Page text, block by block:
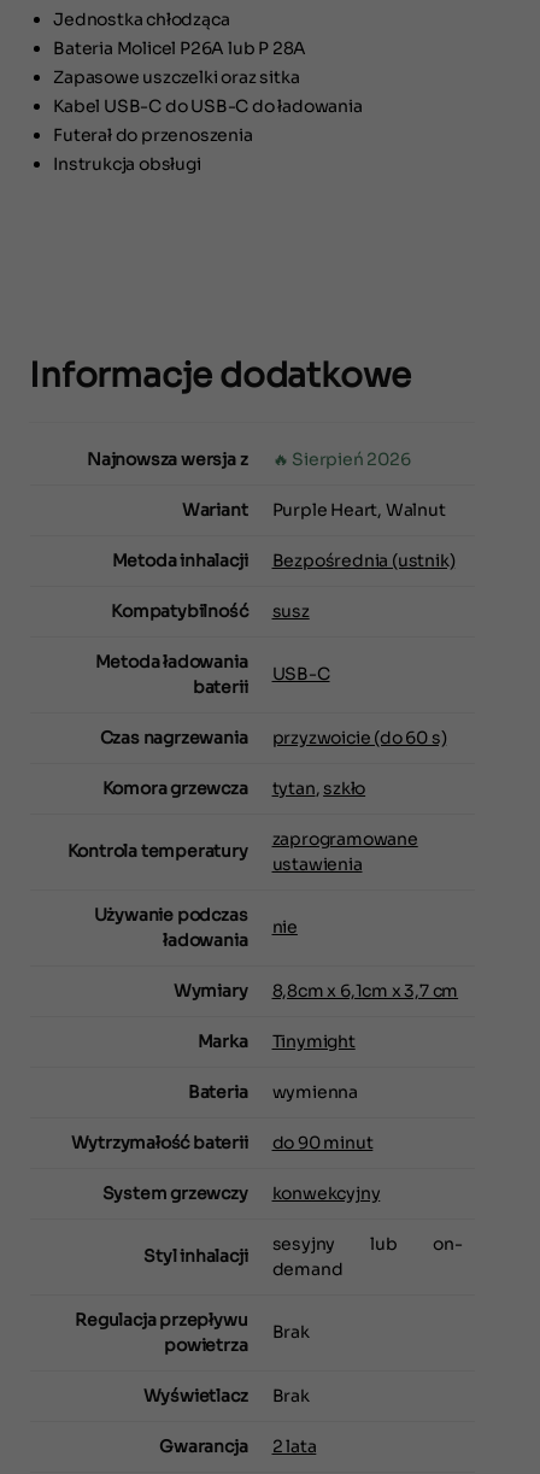
Jednostka chłodząca
Bateria Molicel P26A lub P 28A
Zapasowe uszczelki oraz sitka
Kabel USB-C do USB-C do ładowania
Futerał do przenoszenia
Instrukcja obsługi
Informacje dodatkowe
Najnowsza wersja z Sierpień 2026
Wariant Purple Heart, Walnut
Metoda inhalacji Bezpośrednia (ustnik)
Kompatybilność susz
Metoda ładowania
baterii
USB-C
Czas nagrzewania przyzwoicie (do 60 s)
Komora grzewcza tytan,szkło
Kontrola temperatury
zaprogramowane
ustawienia
Używanie podczas
ładowania
nie
Wymiary 8,8cm x 6,1cm x 3,7 cm
Marka Tinymight
Bateria wymienna
Wytrzymałość baterii do 90 minut
System grzewczy konwekcyjny
Styl inhalacji
sesyjny lub on-
demand
Regulacja przepływu
powietrza
Brak
Wyświetlacz Brak
Gwarancja 2 lata